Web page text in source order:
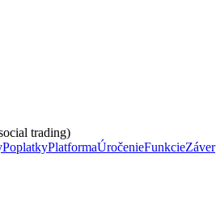
trading)
PoplatkyPlatformaÚročenieFunkcieZáver